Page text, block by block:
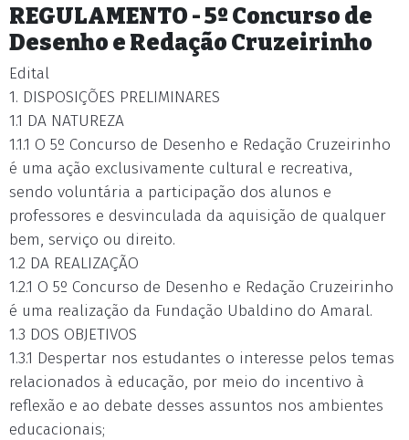
REGULAMENTO - 5º Concurso de
Desenho e Redação Cruzeirinho
Edital
1. DISPOSIÇÕES PRELIMINARES
1.1 DA NATUREZA
1.1.1 O 5º Concurso de Desenho e Redação Cruzeirinho
é uma ação exclusivamente cultural e recreativa,
sendo voluntária a participação dos alunos e
professores e desvinculada da aquisição de qualquer
bem, serviço ou direito.
1.2 DA REALIZAÇÃO
1.2.1 O 5º Concurso de Desenho e Redação Cruzeirinho
é uma realização da Fundação Ubaldino do Amaral.
1.3 DOS OBJETIVOS
1.3.1 Despertar nos estudantes o interesse pelos temas
relacionados à educação, por meio do incentivo à
reflexão e ao debate desses assuntos nos ambientes
educacionais;